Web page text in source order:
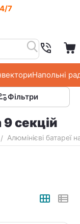
7
Напольні
Фільтри
9 секцій
/ Алюмінієві батареї